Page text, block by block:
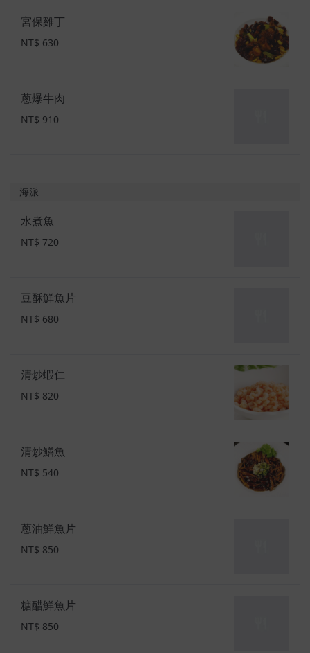
宮保雞丁
NT$ 630
蔥爆牛肉
NT$ 910
海派
水煮魚
NT$ 720
豆酥鮮魚片
NT$ 680
清炒蝦仁
NT$ 820
清炒鱔魚
NT$ 540
蔥油鮮魚片
NT$ 850
糖醋鮮魚片
NT$ 850